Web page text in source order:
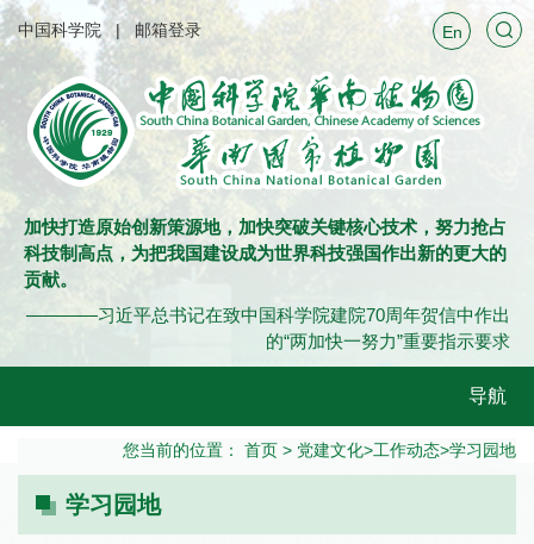
加快打造原始创新策源地，加快突破关键核心技术，努力抢占
科技制高点，为把我国建设成为世界科技强国作出新的更大的
贡献。
————习近平总书记在致中国科学院建院70周年贺信中作出
的“两加快一努力”重要指示要求
中国科学院 邮箱登录 En
导航
您当前的位置： 首页 > 党建文化>工作动态>学习园地
学习园地